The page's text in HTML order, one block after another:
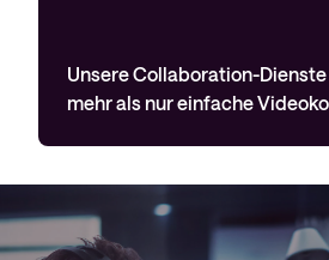
Unsere Collaboration-
mehr als nur einfache